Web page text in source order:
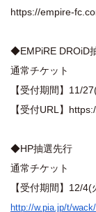
https://empire-
◆EMPiRE DROiD
通常チケット
【受付期間】11/
【受付URL】
◆HP抽選先行
通常チケット
【受付期間】12/
http://w.pia.jp/t/wack/